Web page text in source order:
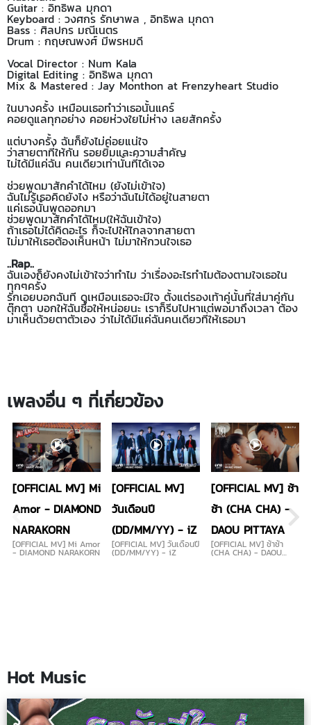
Guitar : อิทธิพล มุกดา
Keyboard : วงศกร รักษาพล , อิทธิพล มุกดา
Bass : ศิลปกร มณีเนตร
Drum : กฤษณพงศ์ มีพรหมดี
Vocal Director : Num Kala
Digital Editing : อิทธิพล มุกดา
Mix & Mastered : Jay Monthon at Frenzyheart Studio
ในบางครั้ง เหมือนเธอทำว่าเธอนั้นแคร์
คอยดูแลทุกอย่าง คอยห่วงใยไม่ห่าง เลยสักครั้ง
แต่บางครั้ง ฉันก็ยังไม่ค่อยแน่ใจ
ว่าสายตาที่ให้กัน รอยยิ้มและความสำคัญ
ไม่ได้มีแค่ฉัน คนเดียวเท่านั้นที่ได้เจอ
ช่วยพูดมาสักคำได้ไหม (ยังไม่เข้าใจ)
ฉันไม่รู้เธอคิดยังไง หรือว่าฉันไม่ได้อยู่ในสายตา
แค่เธอนั้นพูดออกมา
ช่วยพูดมาสักคำได้ไหม(ให้ฉันเข้าใจ)
ถ้าเธอไม่ได้คิดอะไร ก็จะไปให้ไกลจากสายตา
ไม่มาให้เธอต้องเห็นหน้า ไม่มาให้กวนใจเธอ
..Rap..
ฉันเองก็ยังคงไม่เข้าใจว่าทำไม ว่าเรื่องอะไรทำไมต้องตามใจเธอใน
ทุกๆครั้ง
รักเอยบอกฉันที ดูเหมือนเธอจะมีใจ ตั้งแต่รองเท้าคู่นั้นที่ใส่มาคู่กัน
ตุ๊กตา บอกให้ฉันซื้อให้หน่อยนะ เราก็รีบไปหาแต่พอมาถึงเวลา ต้อง
มาเห็นด้วยตาตัวเอง ว่าไม่ได้มีแค่ฉันคนเดียวที่ให้เธอมา
เพลงอื่น ๆ ที่เกี่ยวข้อง
[OFFICIAL MV] Mi
Amor - DIAMOND
NARAKORN
[OFFICIAL MV] Mi Amor
- DIAMOND NARAKORN
[OFFICIAL MV]
วันเดือนปี
(DD/MM/YY) - iZ
[OFFICIAL MV] วันเดือนปี
(DD/MM/YY) - iZ
[OFFICIAL MV] ช้า
ช้า (CHA CHA) -
DAOU PITTAYA
[OFFICIAL MV] ช้าช้า
(CHA CHA) - DAOU
Hot Music